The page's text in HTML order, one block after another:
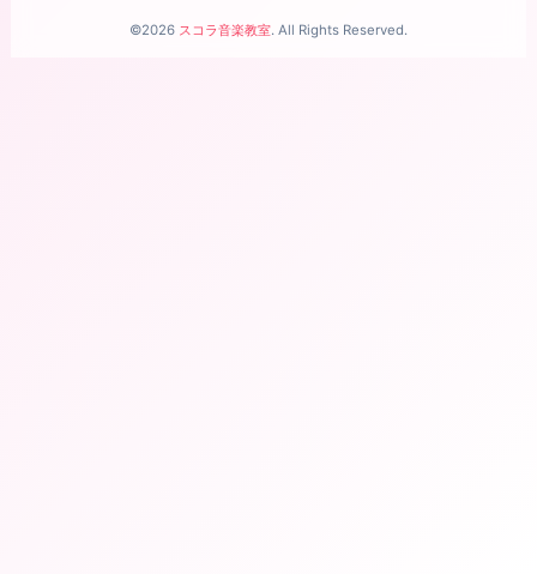
©2026 スコラ音楽教室. All Rights Reserved.